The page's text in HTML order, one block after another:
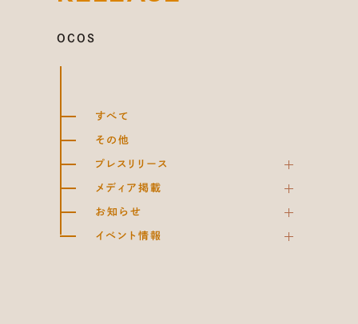
OCOS
すべて
その他
プレスリリース
メディア掲載
お知らせ
イベント情報